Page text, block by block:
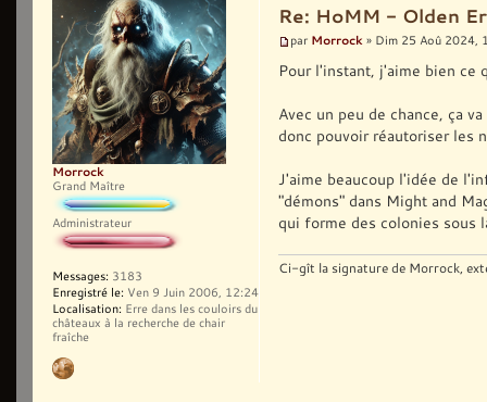
Re: HoMM - Olden
par Morrock » Dim 25 Aoû 2024,
Pour l'instant, j'aime bien ce
Avec un peu de chance, ça
donc pouvoir réautoriser les
J'aime beaucoup l'idée de
"démons" dans Might and
qui forme des colonies sous
Ci-gît la signature de Morrock,
Morrock
Grand Maître
Administrateur
Messages: 3183
Enregistré le: Ven 9 Juin 2006, 12:24
Localisation: Erre dans les couloirs du
châteaux à la recherche de chair
fraîche